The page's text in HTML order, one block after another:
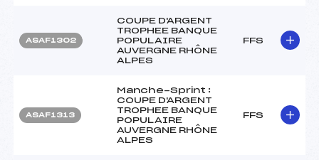
ASAF1302
COUPE D'ARGENT
TROPHEE BANQUE
POPULAIRE
AUVERGNE RHÔNE
ALPES
FFS
ASAF1313
Manche-Sprint :
COUPE D'ARGENT
TROPHEE BANQUE
POPULAIRE
AUVERGNE RHÔNE
ALPES
FFS